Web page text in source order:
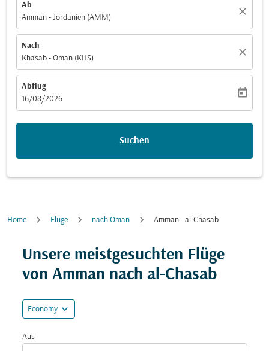
Ab
Amman - Jordanien (AMM)
close
Nach
Khasab - Oman (KHS)
close
Abflug
fc-booking-departure-date-aria-label
16/08/2026
today
Suchen
Home Flüge nach Oman Amman - al-Chasab
Unsere meistgesuchten Flüge
von Amman nach al-Chasab
Economy expand_more
Aus
Versuchen Sie, Ihre Route (Ursprung und/oder Ziel)